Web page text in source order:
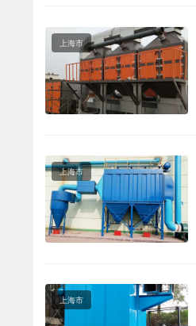
上海市
上海市
上海市